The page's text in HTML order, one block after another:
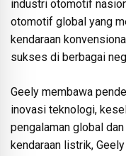
industri otomotif
otomotif global yang
kendaraan
sukses di berbagai
Geely membawa
inovasi teknologi,
pengalaman global
kendaraan listrik,